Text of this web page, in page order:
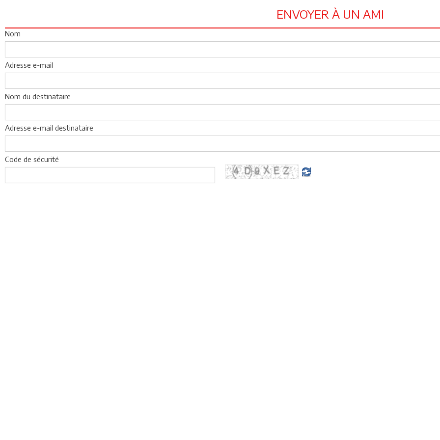
ENVOYER À UN AMI
Nom
Adresse e-mail
Nom du destinataire
Adresse e-mail destinataire
Code de sécurité